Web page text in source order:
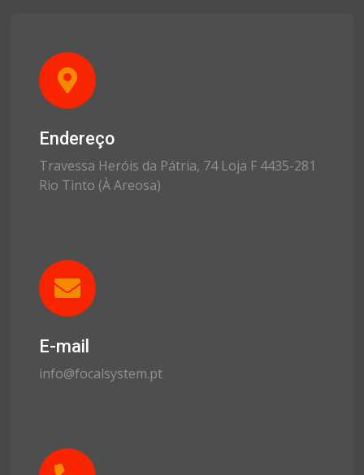
Endereço
Travessa Heróis da Pátria, 74 Loja F 4435-281
Rio Tinto (À Areosa)
E-mail
info@focalsystem.pt